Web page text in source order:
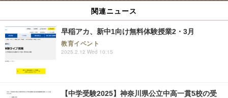
関連ニュース
早稲アカ、新中1向け無料体験授業2・3月
教育イベント
2025.2.12 Wed 10:15
【中学受験2025】神奈川県公立中高一貫5校の受